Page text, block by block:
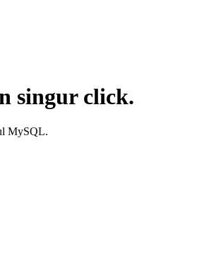
singur click.
MySQL.